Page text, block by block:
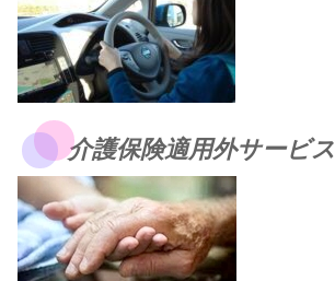
介護保険適用外サービス